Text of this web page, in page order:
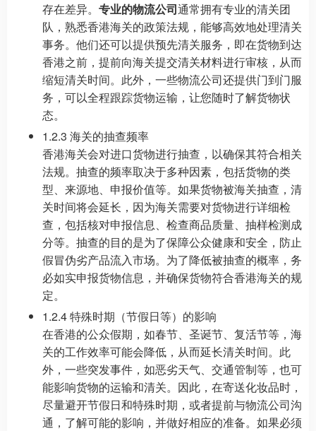
存在差异。 专业的物流公司通常拥有专业的清关团
队，熟悉香港海关的政策法规，能够高效地处理清关
事务。他们还可以提供预先清关服务，即在货物到达
香港之前，提前向海关提交清关材料进行审核，从而
缩短清关时间。此外，一些物流公司还提供门到门服
务，可以全程跟踪货物运输，让您随时了解货物状
态。
1.2.3 海关的抽查频率
香港海关会对进口货物进行抽查，以确保其符合相关
法规。抽查的频率取决于多种因素，包括货物的类
型、来源地、申报价值等。如果货物被海关抽查，清
关时间将会延长，因为海关需要对货物进行详细检
查，包括核对申报信息、检查商品质量、抽样检测成
分等。抽查的目的是为了保障公众健康和安全，防止
假冒伪劣产品流入市场。为了降低被抽查的概率，务
必如实申报货物信息，并确保货物符合香港海关的规
定。
1.2.4 特殊时期（节假日等）的影响
在香港的公众假期，如春节、圣诞节、复活节等，海
关的工作效率可能会降低，从而延长清关时间。此
外，一些突发事件，如恶劣天气、交通管制等，也可
能影响货物的运输和清关。因此，在寄送化妆品时，
尽量避开节假日和特殊时期，或者提前与物流公司沟
通，了解可能的影响，并做好相应的准备。如果必须